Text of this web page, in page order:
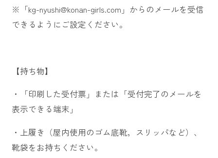
※「kg-nyushi@konan-girls.com」からのメールを受信
できるようにご設定ください。
【持ち物】
・「印刷した受付票」または「受付完了のメールを
表示できる端末」
・上履き（屋内使用のゴム底靴，スリッパなど）、
靴袋をお持ちください。